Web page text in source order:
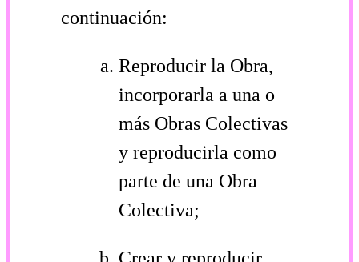
continuación:
Reproducir la Obra,
incorporarla a una o
más Obras Colectivas
y reproducirla como
parte de una Obra
Colectiva;